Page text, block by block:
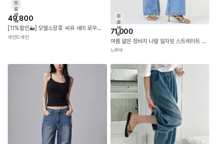
무
료
배
송
49,800
[11%할인🐳] 모델소장👖 씨유 세미 로우라이즈 백포켓 진청 부츠컷 팬츠 [로우라이즈입문템/부츠컷/데일리룩/여름팬츠]
세컨드세컨
무
료
배
송
71,000
여름 얇은 청바지 나팔 일자핏 스트레이트 로우라이즈 세미 부츠컷 데님 (연청)
느루아